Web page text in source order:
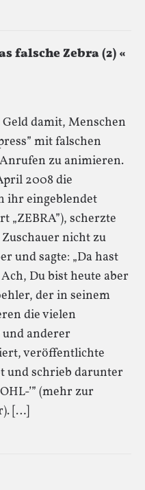
falsche Zebra (2) «
damit, Menschen
mit falschen
zu animieren.
2008 die
ihr eingeblendet
„ZEBRA”), scherzte
nicht zu
und sagte: „Da hast
Du bist heute aber
der in seinem
die vielen
anderer
veröffentlichte
und schrieb darunter
’” (mehr zur
[…]